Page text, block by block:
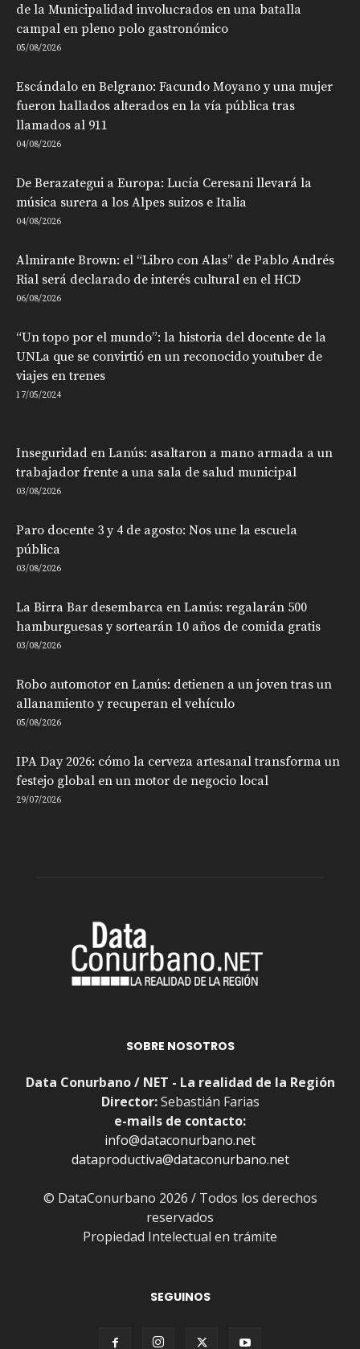
de la Municipalidad involucrados en una batalla
campal en pleno polo gastronómico
05/08/2026
Escándalo en Belgrano: Facundo Moyano y una mujer
fueron hallados alterados en la vía pública tras
llamados al 911
04/08/2026
De Berazategui a Europa: Lucía Ceresani llevará la
música surera a los Alpes suizos e Italia
04/08/2026
Almirante Brown: el “Libro con Alas” de Pablo Andrés
Rial será declarado de interés cultural en el HCD
06/08/2026
“Un topo por el mundo”: la historia del docente de la
UNLa que se convirtió en un reconocido youtuber de
viajes en trenes
17/05/2024
Inseguridad en Lanús: asaltaron a mano armada a un
trabajador frente a una sala de salud municipal
03/08/2026
Paro docente 3 y 4 de agosto: Nos une la escuela
pública
03/08/2026
La Birra Bar desembarca en Lanús: regalarán 500
hamburguesas y sortearán 10 años de comida gratis
03/08/2026
Robo automotor en Lanús: detienen a un joven tras un
allanamiento y recuperan el vehículo
05/08/2026
IPA Day 2026: cómo la cerveza artesanal transforma un
festejo global en un motor de negocio local
29/07/2026
SOBRE NOSOTROS
Data Conurbano / NET - La realidad de la Región
Director:Sebastián Farias
e-mails de contacto:
info@dataconurbano.net
dataproductiva@dataconurbano.net
© DataConurbano 2026 / Todos los derechos
reservados
Propiedad Intelectual en trámite
SEGUINOS